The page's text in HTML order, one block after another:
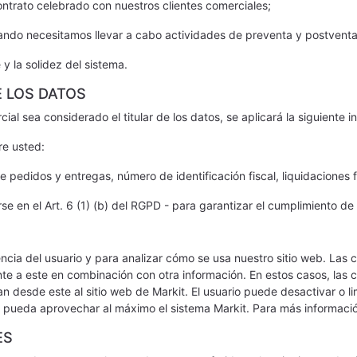
celebrado con nuestros clientes comerciales;
necesitamos llevar a cabo actividades de preventa y
la solidez del sistema.
DATOS
sea considerado el titular de los datos, se aplicará la siguiente
usted:
y entregas, número de identificación fiscal, liquidaciones
en el Art. 6 (1) (b) del RGPD - para garantizar el cumplimiento
del usuario y para analizar cómo se usa nuestro sitio web.
a este en combinación con otra información. En estos casos,
desde este al sitio web de Markit. El usuario puede desactivar o
aprovechar al máximo el sistema Markit. Para más